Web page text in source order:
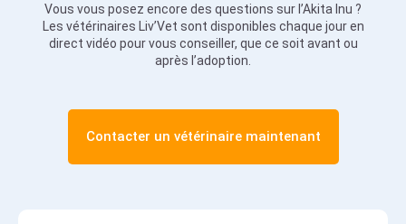
Vous vous posez encore des questions sur l’Akita Inu ?
Les vétérinaires Liv’Vet sont disponibles chaque jour en
direct vidéo pour vous conseiller, que ce soit avant ou
après l’adoption.
Contacter un vétérinaire maintenant